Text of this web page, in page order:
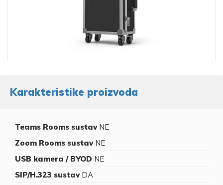
Karakteristike proizvoda
Teams Rooms sustavNE
Zoom Rooms sustavNE
USB kamera / BYOD NE
SIP/H.323 sustavDA